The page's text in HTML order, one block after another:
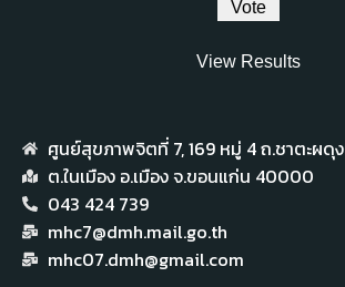
View Results
ศูนย์สุขภาพจิตที่ 7,​ 169 หมู่ 4 ถ.ชาตะผดุง
ต.ในเมือง อ.เมือง จ.ขอนแก่น 40000
043 424 739
mhc7@dmh.mail.go.th
mhc07.dmh@gmail.com